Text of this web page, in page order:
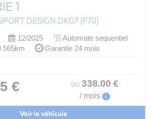
1
DESIGN DKG7 (F70)
12/2025
Automate sequentiel
565km
Garantie 24 mois
€ ou 338.00 €
/ mois i
Voir le véhicule